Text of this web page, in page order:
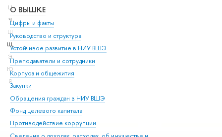
Ц
Ч
Ш
Щ
Э
Ю
Я
О ВЫШКЕ
Цифры и факты
Руководство и структура
Устойчивое развитие в НИУ ВШЭ
Преподаватели и сотрудники
Корпуса и общежития
Закупки
Обращения граждан в НИУ ВШЭ
Фонд целевого капитала
Противодействие коррупции